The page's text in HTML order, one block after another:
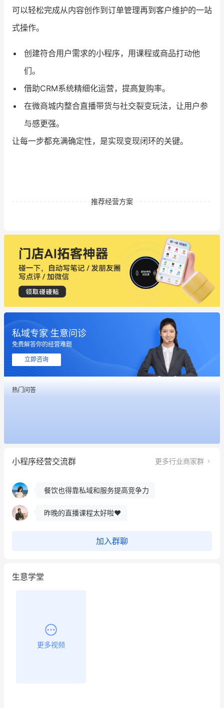
可以轻松完成从内容创作到订单管理再到客户维护的一站
式操作。
创建符合用户需求的小程序，用课程或商品打动他
们。
借助CRM系统精细化运营，提高复购率。
在微商城内整合直播带货与社交裂变玩法，让用户参
与感更强。
让每一步都充满确定性，是实现变现闭环的关键。
推荐经营方案
私域专家 生意问诊
免费解答你的经营难题
立即咨询
热门问答
小程序经营交流群 更多行业商家群
这个营销策划案例推荐大家看一下
用有赞就能在微信、小红书同时经营了
餐饮也得靠私域和服务提高竞争力
这个营销策划案例推荐大家看一下
用有赞就能在微信、小红书同时经营了
餐饮也得靠私域和服务提高竞争力
昨晚的直播课程太好啦❤️
加入群聊
生意学堂
更多视频